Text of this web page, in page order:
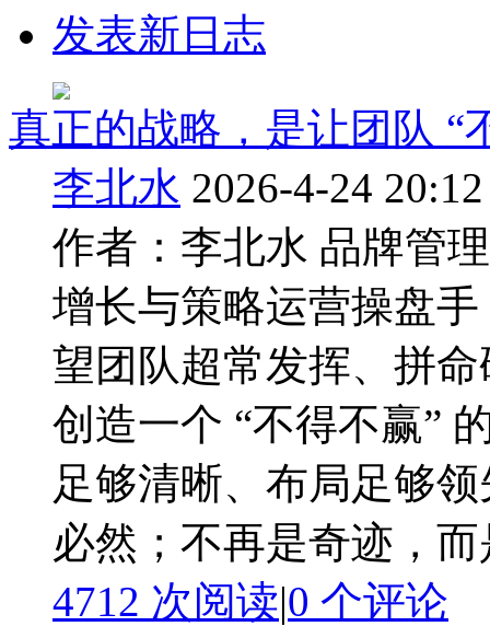
发表新日志
真正的战略，是让团队 “
李北水 2026-4-24 20:12
作者：李北水 品牌管
增长与策略运营操盘
望团队超常发挥、拼
创造一个 “不得不赢”
足够清晰、布局足够
必然；不再是奇迹，
4712 次阅读|0 个评论